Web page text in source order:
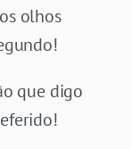
olhos
que digo